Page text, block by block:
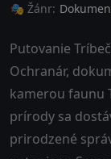
🎭 Žánr:
Putovanie
Ochranár,
kamerou faunu
prírody sa
prirodzené